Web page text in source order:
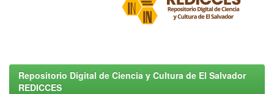
Repositorio Digital de Ciencia y Cultura de El Salvador
REDICCES